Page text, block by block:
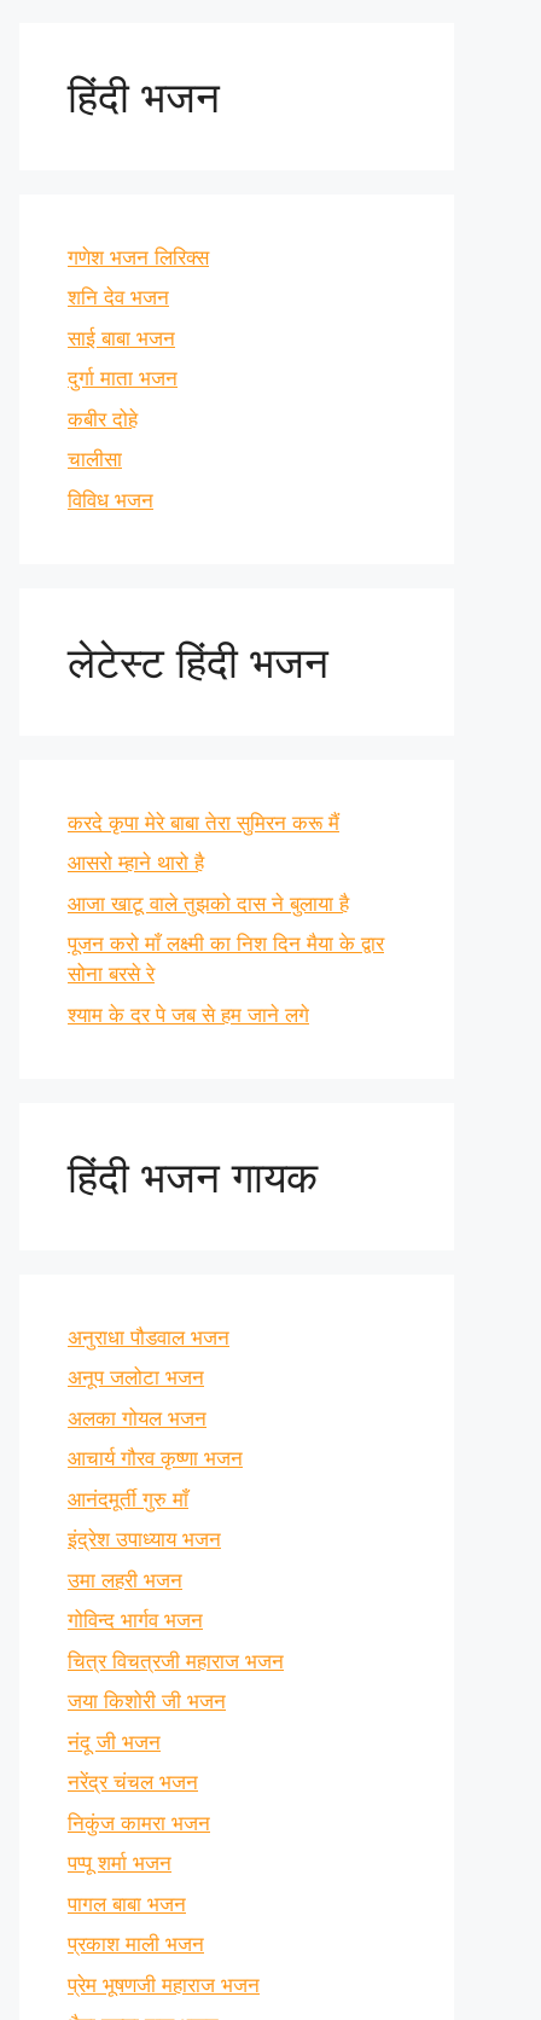
हिंदी भजन
गणेश भजन लिरिक्स
शनि देव भजन
साई बाबा भजन
दुर्गा माता भजन
कबीर दोहे
चालीसा
विविध भजन
लेटेस्ट हिंदी भजन
करदे कृपा मेरे बाबा तेरा सुमिरन करू मैं
आसरो म्हाने थारो है
आजा खाटू वाले तुझको दास ने बुलाया है
पूजन करो माँ लक्ष्मी का निश दिन मैया के द्वार
सोना बरसे रे
श्याम के दर पे जब से हम जाने लगे
हिंदी भजन गायक
अनुराधा पौडवाल भजन
अनूप जलोटा भजन
अलका गोयल भजन
आचार्य गौरव कृष्णा भजन
आनंदमूर्ती गुरु माँ
इंद्रेश उपाध्याय भजन
उमा लहरी भजन
गोविन्द भार्गव भजन
चित्र विचत्रजी महाराज भजन
जया किशोरी जी भजन
नंदू जी भजन
नरेंद्र चंचल भजन
निकुंज कामरा भजन
पप्पू शर्मा भजन
पागल बाबा भजन
प्रकाश माली भजन
प्रेम भूषणजी महाराज भजन